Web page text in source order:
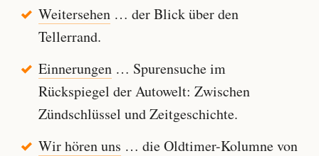
Weitersehen… der Blick über den
Tellerrand.
Einnerungen… Spurensuche im
Rückspiegel der Autowelt: Zwischen
Zündschlüssel und Zeitgeschichte.
Wir hören uns … die Oldtimer-Kolumne von